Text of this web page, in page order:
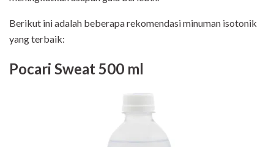
Berikut ini adalah beberapa rekomendasi minuman isotonik
yang terbaik:
Pocari Sweat 500 ml